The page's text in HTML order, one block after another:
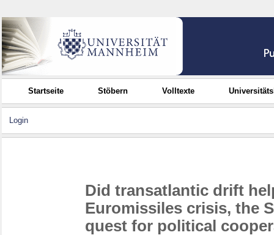
Startseite Stöbern Volltexte
Login
Did transatlantic drift
Euromissiles crisis, the
quest for political